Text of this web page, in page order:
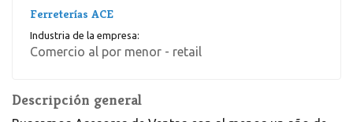
Ferreterías ACE
Industria de la empresa:
Comercio al por menor - retail
Descripción general